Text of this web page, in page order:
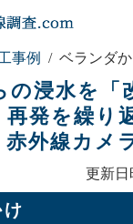
事例 ベランダ
の浸水を「
再発を繰り
赤外線カメ
更新日